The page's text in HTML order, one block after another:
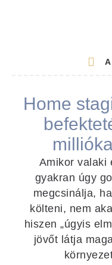
Home
Amikor valaki
gyakran úgy
megcsinálja,
költeni, nem
hiszen „úgyis
jövőt látja